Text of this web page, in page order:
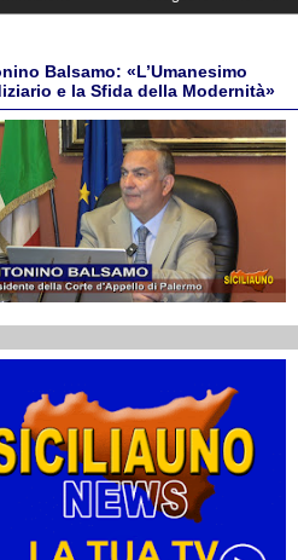
Balsamo: «L’Umanesimo
e la Sfida della Modernità»